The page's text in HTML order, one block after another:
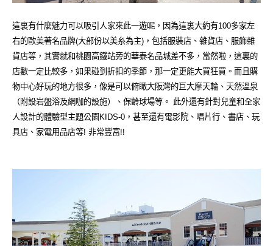
這裏有什麼魅力可以吸引人家來此一遊呢，因為這裏大約有100多家左
右的歐美著名品牌(大部份以美糸為主)，包括服裝店、雜貨店、服飾雜
貨店等，其實就和桃園高鐵站旁的華泰名品城差不多，當然啦，這裏的
店數一定比較多，如果碰到折扣的季節，那一定更能大買狂買。而且購
物中心好玩的地方很多，像是可以俯瞰大阪灣的巨大摩天輪、天然溫泉
（附設岩盤浴及網咖的設施）、保齡球場等。 此外還有針對兒童和全家
人設計的體驗型主題公園KIDS-0，甚至還有電影院、唱片行、書店、玩
具店、家電用品店等! 非常豐富!!